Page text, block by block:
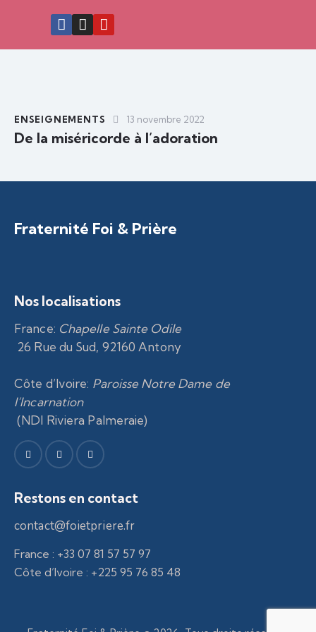
ENSEIGNEMENTS 13 novembre 2022
De la miséricorde à l’adoration
Fraternité Foi & Prière
Nos localisations
France: Chapelle Sainte Odile
26 Rue du Sud, 92160 Antony
Côte d’Ivoire: Paroisse Notre Dame de
l’Incarnation
(NDI Riviera Palmeraie)
Restons en contact
contact@foietpriere.fr
France : +33 07 81 57 57 97
Côte d’Ivoire : +225 95 76 85 48